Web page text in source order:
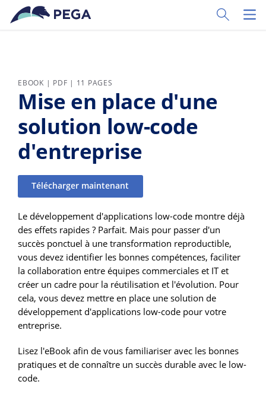
Passer directement au contenu principal
Toggle
EBOOK | PDF | 11 PAGES
Mise en place d'une
solution low-code
d'entreprise
Télécharger maintenant
Le développement d'applications low-code montre déjà
des effets rapides ? Parfait. Mais pour passer d'un
succès ponctuel à une transformation reproductible,
vous devez identifier les bonnes compétences, faciliter
la collaboration entre équipes commerciales et IT et
créer un cadre pour la réutilisation et l'évolution. Pour
cela, vous devez mettre en place une solution de
développement d'applications low-code pour votre
entreprise.
Lisez l'eBook afin de vous familiariser avec les bonnes
pratiques et de connaître un succès durable avec le low-
code.